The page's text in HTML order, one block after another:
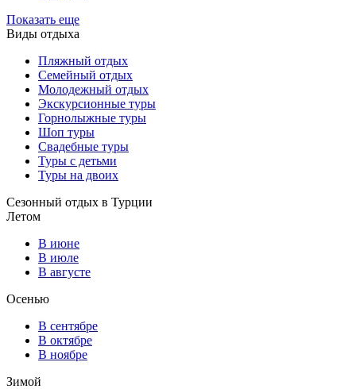
Показать еще
Виды отдыха
Пляжный отдых
Семейный отдых
Молодежный отдых
Экскурсионные туры
Горнолыжные туры
Шоп туры
Свадебные туры
Туры с детьми
Туры на двоих
Сезонный отдых в Турции
Летом
В июне
В июле
В августе
Осенью
В сентябре
В октябре
В ноябре
Зимой